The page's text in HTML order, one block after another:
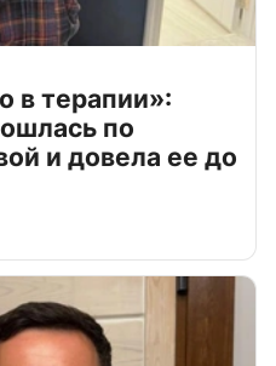
в терапии»:
по
и довела ее до